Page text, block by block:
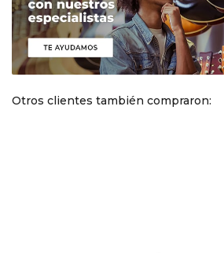
Otros clientes también compraron: